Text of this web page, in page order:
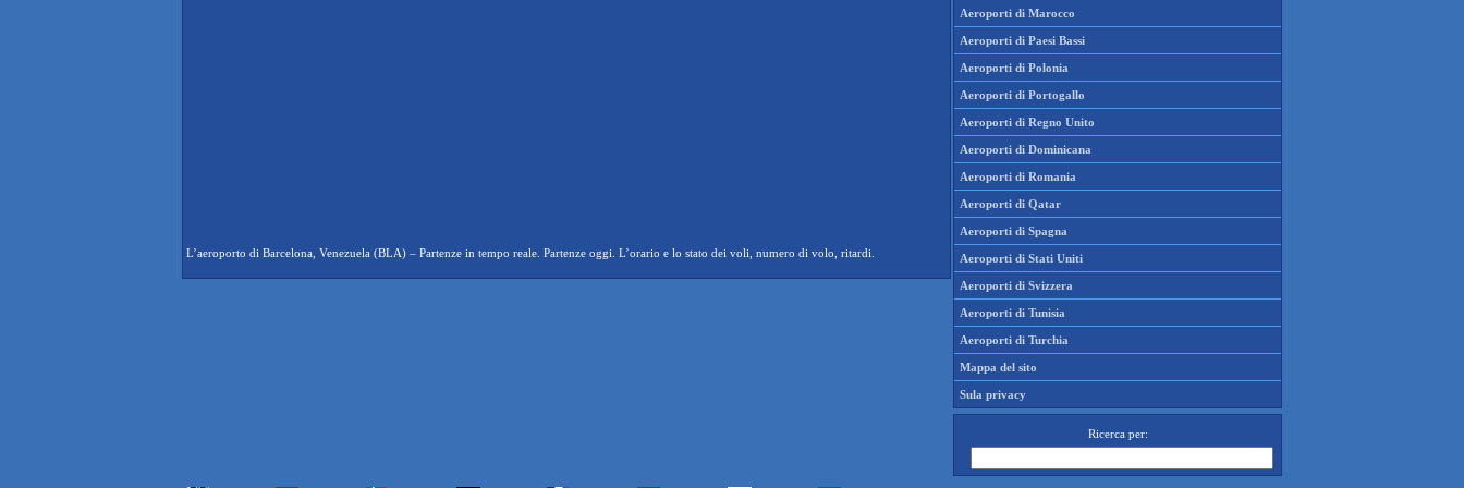
L’aeroporto di Barcelona, Venezuela (BLA) – Partenze in tempo reale. Partenze oggi. L’orario e lo stato dei voli, numero di volo, ritardi.
Aeroporti di Marocco
Aeroporti di Paesi Bassi
Aeroporti di Polonia
Aeroporti di Portogallo
Aeroporti di Regno Unito
Aeroporti di Dominicana
Aeroporti di Romania
Aeroporti di Qatar
Aeroporti di Spagna
Aeroporti di Stati Uniti
Aeroporti di Svizzera
Aeroporti di Tunisia
Aeroporti di Turchia
Mappa del sito
Sula privacy
Ricerca per: